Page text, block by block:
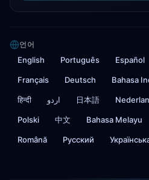
언어
English Português Español
Français Deutsch Bahasa
हिन्दी اردو 日本語
Polski 中文 Bahasa Melayu
Română Русский